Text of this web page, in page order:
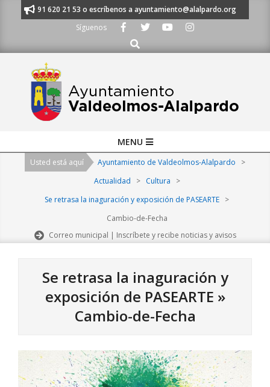
al 91 620 21 53 o escríbenos a ayuntamiento@alalpardo.org
Síguenos
Buscar
Navigation
MENU
Usted está aquí Ayuntamiento de Valdeolmos-Alalpardo
>
Actualidad
> Cultura
>
Se retrasa la inaguración y exposición de PASEARTE >
Cambio-de-Fecha
Correo municipal | Inscríbete y recibe noticias y avisos
Se retrasa la inaguración y
exposición de PASEARTE »
Cambio-de-Fecha